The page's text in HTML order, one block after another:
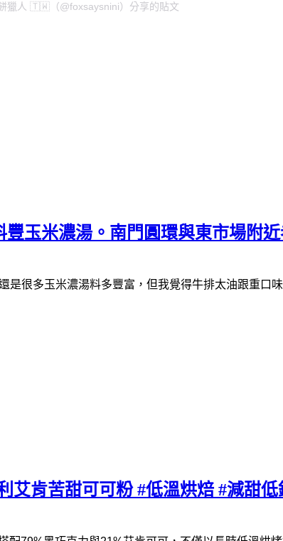
獵人 🇹🇼（@foxsaysnini）分享的貼文
玉米濃湯。南門圓環與東市場附
是很多玉米濃湯料多豐富，但我覺得牛排太油跟重口
艾肯苦甜可可粉 #低溫烘焙 #減甜低